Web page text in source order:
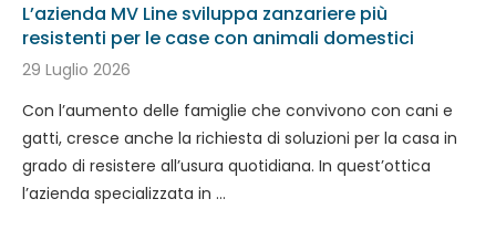
L’azienda MV Line sviluppa zanzariere più
resistenti per le case con animali domestici
29 Luglio 2026
Con l’aumento delle famiglie che convivono con cani e
gatti, cresce anche la richiesta di soluzioni per la casa in
grado di resistere all’usura quotidiana. In quest’ottica
l’azienda specializzata in …